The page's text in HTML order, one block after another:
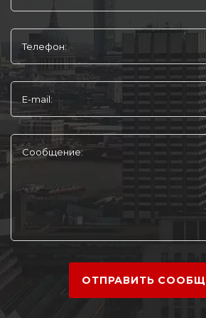
Телефон:
E-mail:
Сообщение:
ОТПРАВИТЬ